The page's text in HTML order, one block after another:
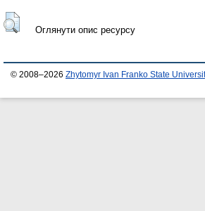
Оглянути опис ресурсу
© 2008–2026 Zhytomyr Ivan Franko State